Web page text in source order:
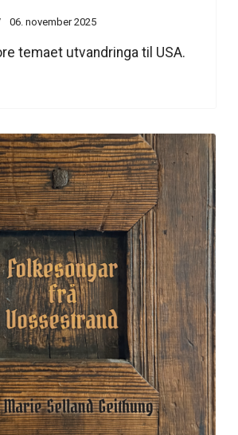
06. november 2025
temaet utvandringa til USA.